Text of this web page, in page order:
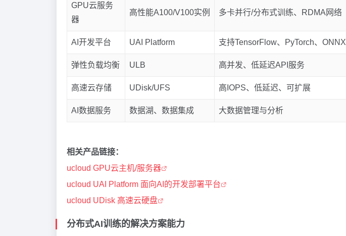
GPU云服务
器
高性能A100/V100实例 多卡并行/分布式训练、RDMA网络
AI开发平台 UAI Platform 支持TensorFlow、PyTorch、ONNX
弹性负载均衡 ULB 高并发、低延迟API服务
高速云存储 UDisk/UFS 高IOPS、低延迟、可扩展
AI数据服务 数据湖、数据集成 大数据管理与分析
相关产品链接：
ucloud GPU云主机/服务器
ucloud UAI Platform 面向AI的开发部署平台
ucloud UDisk 高速云硬盘
分布式AI训练的解决方案能力